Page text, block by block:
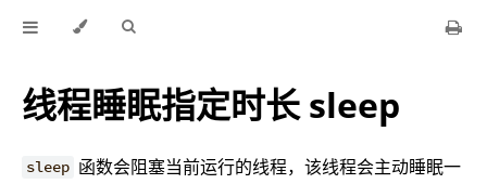
线程睡眠指定时长 sleep
sleep 函数会阻塞当前运行的线程，该线程会主动睡眠一